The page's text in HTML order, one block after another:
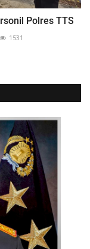
Polres TTS
1531